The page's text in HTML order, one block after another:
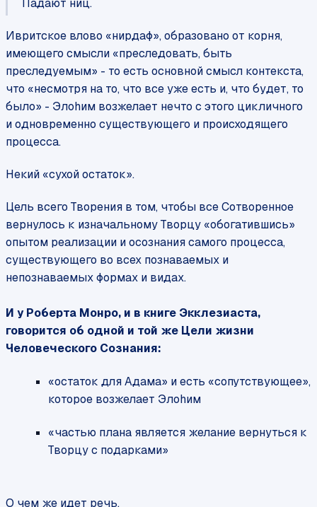
Падают ниц.
Ивритское влово «нирдаф», образовано от корня,
имеющего смысли «преследовать, быть
преследуемым» - то есть основной смысл контекста,
что «несмотря на то, что все уже есть и, что будет, то
было» - Элоhим возжелает нечто с этого цикличного
и одновременно существующего и происходящего
процесса.
Некий «сухой остаток».
Цель всего Творения в том, чтобы все Сотворенное
вернулось к изначальному Творцу «обогатившись»
опытом реализации и осознания самого процесса,
существующего во всех познаваемых и
непознаваемых формах и видах.
И у Роберта Монро, и в книге Экклезиаста,
говорится об одной и той же Цели жизни
Человеческого Сознания:
«остаток для Адама» и есть «сопутствующее»,
которое возжелает Элоhим
«частью плана является желание вернуться к
Творцу с подарками»
О чем же идет речь.